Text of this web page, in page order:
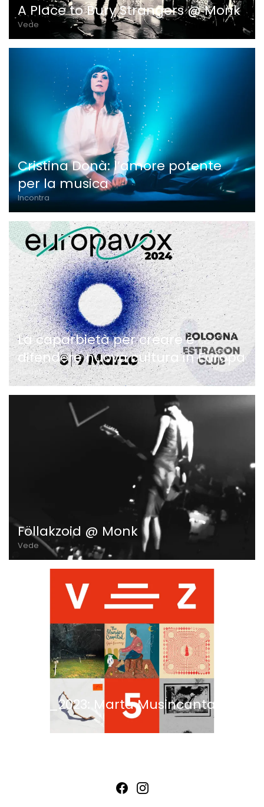
A Place to Bury Strangers @ Monk
Vede
Cristina Donà: l’amore potente
per la musica
Incontra
La caparbietà per creare e
difendere nuova cultura in Europa
Incontra
Föllakzoid @ Monk
Vede
VEZ5_2023: Marta Musincanta